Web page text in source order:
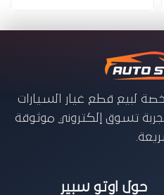
لبيع قطع غيار السيارات
تسوق إلكتروني موثوقة
حول اوتو سبير